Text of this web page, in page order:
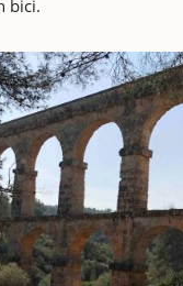
bici.